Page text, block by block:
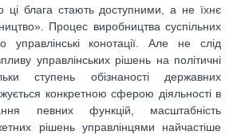
ці блага стають доступними, а не їхнє
Процес виробництва суспільних
управлінські конотації. Але не слід
управлінських рішень на політичні
ступень обізнаності державних
конкретною сферою діяльності в
певних функцій, масштабність
рішень управлінцями найчастіше